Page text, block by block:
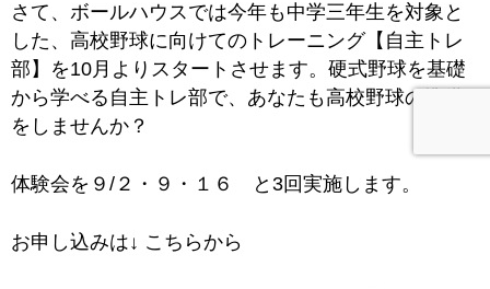
さて、ボールハウスでは今年も中学三年生を対象と
した、高校野球に向けてのトレーニング【自主トレ
部】を10月よりスタートさせます。硬式野球を基礎
から学べる自主トレ部で、あなたも高校野球の準備
をしませんか？
体験会を９/２・９・１６ と3回実施します。
お申し込みは↓ こちらから